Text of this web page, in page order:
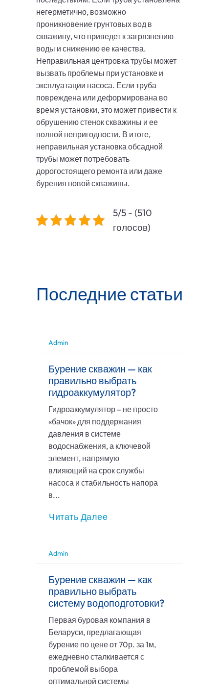
негерметично, возможно
проникновение грунтовых вод в
скважину, что приведет к загрязнению
воды и снижению ее качества.
Неправильная центровка трубы может
вызвать проблемы при установке и
эксплуатации насоса. Если труба
повреждена или деформирована во
время установки, это может привести к
обрушению стенок скважины и ее
полной непригодности. В итоге,
неправильная установка обсадной
трубы может потребовать
дорогостоящего ремонта или даже
бурения новой скважины.
5/5 - (510
голосов)
Последние статьи
Admin
Бурение скважин — как
правильно выбрать
гидроаккумулятор?
Гидроаккумулятор – не просто
«бачок» для поддержания
давления в системе
водоснабжения, а ключевой
элемент, напрямую
влияющий на срок службы
насоса и стабильность напора
в...
Читать Далее
Admin
Бурение скважин — как
правильно выбрать
систему водоподготовки?
Первая буровая компания в
Беларуси, предлагающая
бурение по цене от 70р. за 1м,
ежедневно сталкивается с
проблемой выбора
оптимальной системы